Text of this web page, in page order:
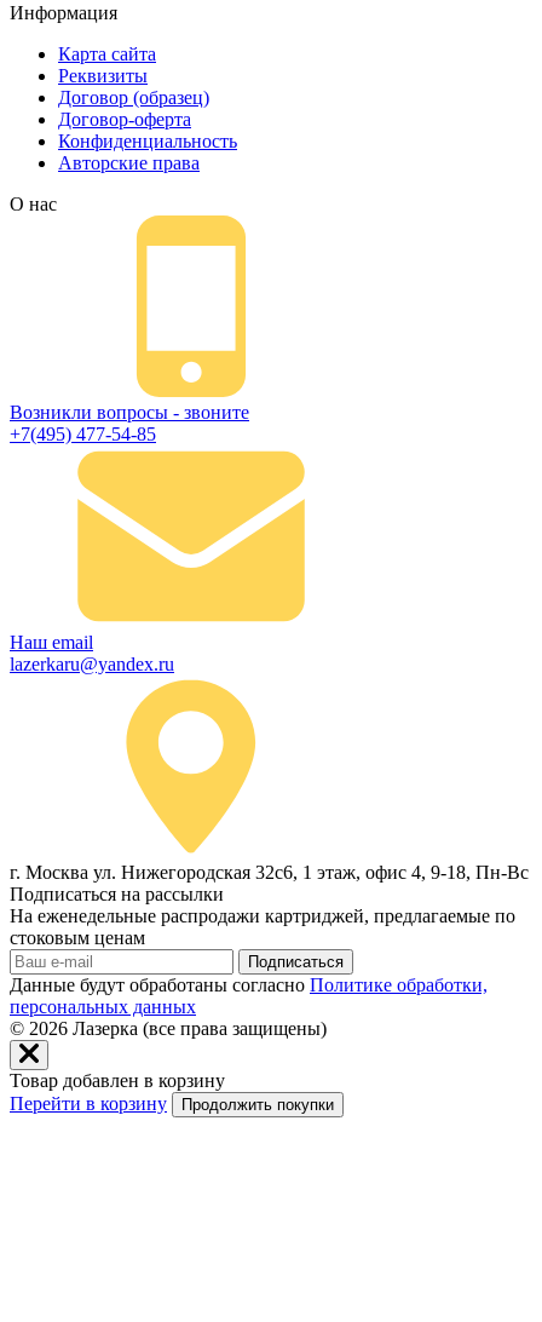
Информация
Карта сайта
Реквизиты
Договор (образец)
Договор-оферта
Конфиденциальность
Авторские права
О нас
Возникли вопросы - звоните
+7(495) 477-54-85
Наш email
lazerkaru@yandex.ru
г. Москва ул. Нижегородская 32с6, 1 этаж, офис 4, 9-18, Пн-Вс
Подписаться на рассылки
На еженедельные распродажи картриджей, предлагаемые по
стоковым ценам
Подписаться
Данные будут обработаны согласно Политике обработки,
персональных данных
© 2026 Лазерка (все права защищены)
Товар добавлен в корзину
Перейти в корзину
Продолжить покупки